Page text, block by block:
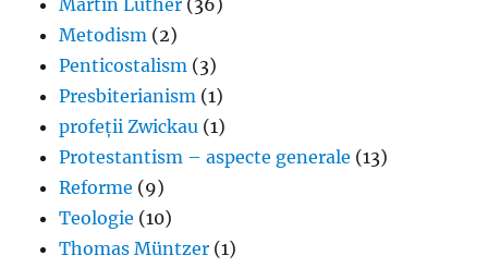
Metodism (2)
Penticostalism (3)
Presbiterianism (1)
profeții Zwickau (1)
Protestantism – aspecte generale (13)
Reforme (9)
Teologie (10)
Thomas Müntzer (1)